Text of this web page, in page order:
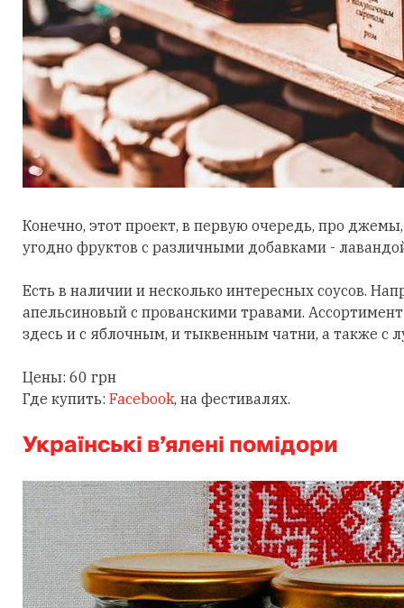
Конечно, этот проект, в первую очередь, про
угодно фруктов с различными добавками -
Есть в наличии и несколько интересных соусов.
апельсиновый с прованскими травами.
здесь и с яблочным, и тыквенным чатни, а также с
Цены: 60 грн
Где купить: Facebook, на фестивалях.
Українські в’ялені помідори